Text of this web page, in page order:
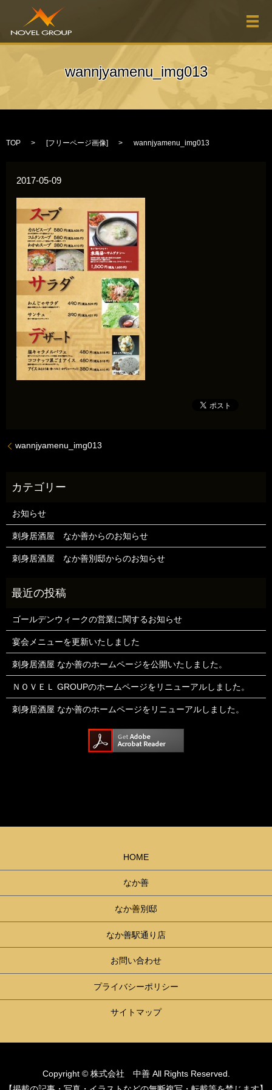
メ
wannjyamenu_img013
TOP [フリーページ画像] wannjyamenu_img013
2017-05-09
wannjyamenu_img013
お知らせ
刺身居酒屋 なか善からのお知らせ
刺身居酒屋 なか善別邸からのお知らせ
ゴールデンウィークの営業に関するお知らせ
宴会メニューを更新いたしました
刺身居酒屋 なか善のホームページを公開いたしました。
ＮＯＶＥＬ GROUPのホームページをリニューアルしました。
刺身居酒屋 なか善のホームページをリニューアルしました。
HOME
なか善
なか善別邸
なか善駅通り店
お問い合わせ
プライバシーポリシー
サイトマップ
Copyright © 株式会社 中善 All Rights Reserved.